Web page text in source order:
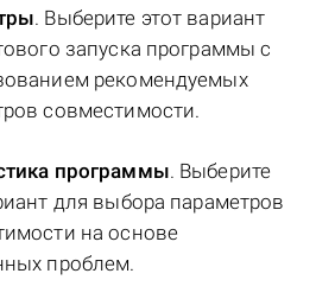
. Выберите этот вариант
запуска программы с
рекомендуемых
совместимости.
программы. Выберите
для выбора параметров
на основе
проблем.